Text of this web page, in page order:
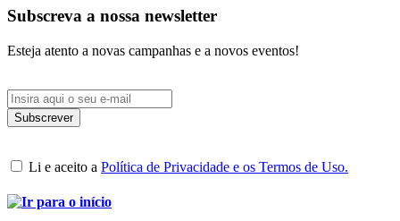
Subscreva a nossa newsletter
Esteja atento a novas campanhas e a novos eventos!
Li e aceito a Política de Privacidade e os Termos de Uso.